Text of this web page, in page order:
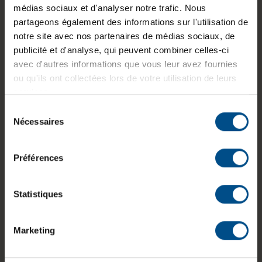
médias sociaux et d'analyser notre trafic. Nous
partageons également des informations sur l'utilisation de
notre site avec nos partenaires de médias sociaux, de
publicité et d'analyse, qui peuvent combiner celles-ci
avec d'autres informations que vous leur avez fournies
ou qu'ils ont collectées lors de votre utilisation de leurs
services.
Nécessaires
Préférences
Statistiques
Marketing
Informations sur le produit
Le HP EliteDesk 800 G4 est un mini‑PC conçu
pour les environnements professionnels
nécessitant un encombrement réduit. Il intègre
un processeur Intel Core i5‑8600T, 8 Go de
mémoire DDR4 et un SSD M.2 NVMe de 250 Go
offrant une utilisation fluide des applications
deux DisplayPort 1.2 et plusieurs ports USB,
facilite l’intégration dans un poste de travail
Professionnel.